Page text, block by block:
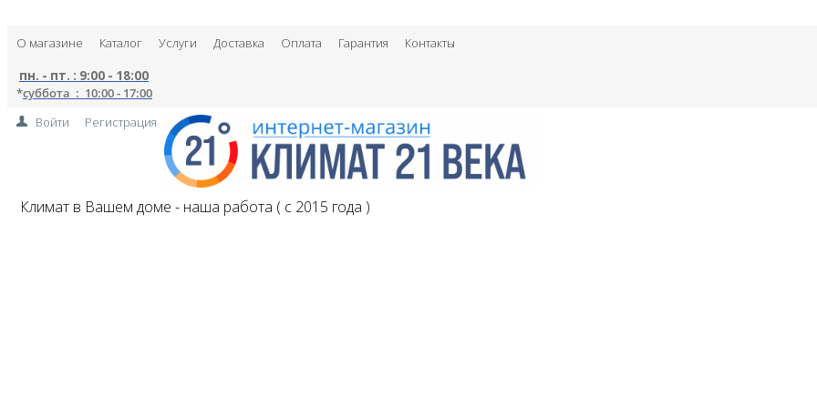
О магазине Каталог Услуги Доставка Оплата Гарантия Контакты
пн. - пт. : 9:00 - 18:00
*суббота : 10:00 - 17:00
Войти
Регистрация
Климат в Вашем доме - наша работа ( с 2015 года )